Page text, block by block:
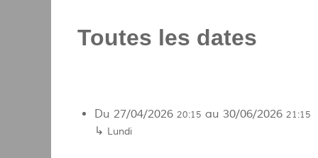
Toutes les dates
Du 27/04/2026 20:15 au 30/06/2026 21:15
↳ Lundi